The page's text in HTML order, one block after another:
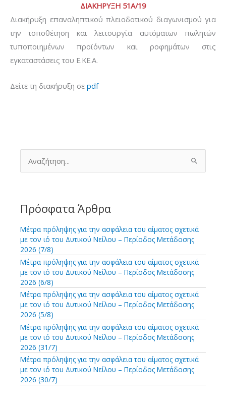
ΔΙΑΚΗΡΥΞΗ 51Α/19
Διακήρυξη επαναληπτικού πλειοδοτικού διαγωνισμού για
την τοποθέτηση και λειτουργία αυτόματων πωλητών
τυποποιημένων προϊόντων και ροφημάτων στις
εγκαταστάσεις του Ε.ΚΕ.Α.
Δείτε τη διακήρυξη σε pdf
α
τ
η
η
γ
ι
α
Πρόσφατα Άρθρα
Μέτρα πρόληψης για την ασφάλεια του αίματος σχετικά
με τον ιό του Δυτικού Νείλου – Περίοδος Μετάδοσης
2026 (7/8)
Μέτρα πρόληψης για την ασφάλεια του αίματος σχετικά
με τον ιό του Δυτικού Νείλου – Περίοδος Μετάδοσης
2026 (6/8)
Μέτρα πρόληψης για την ασφάλεια του αίματος σχετικά
με τον ιό του Δυτικού Νείλου – Περίοδος Μετάδοσης
2026 (5/8)
Μέτρα πρόληψης για την ασφάλεια του αίματος σχετικά
με τον ιό του Δυτικού Νείλου – Περίοδος Μετάδοσης
2026 (31/7)
Μέτρα πρόληψης για την ασφάλεια του αίματος σχετικά
με τον ιό του Δυτικού Νείλου – Περίοδος Μετάδοσης
2026 (30/7)